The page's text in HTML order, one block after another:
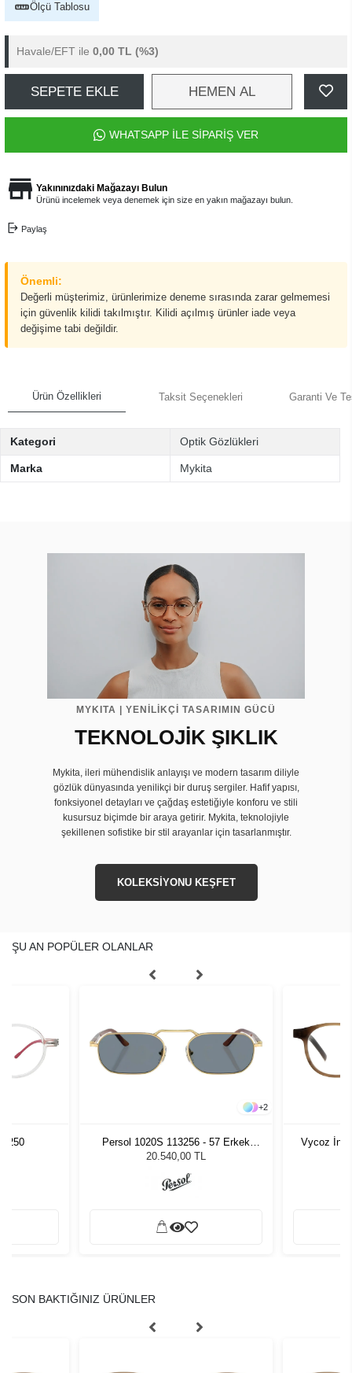
Ölçü Tablosu
Havale/EFT ile 0,00 TL (%3)
SEPETE EKLE HEMEN AL
WHATSAPP İLE SİPARİŞ VER
Yakınınızdaki Mağazayı Bulun
Ürünü incelemek veya denemek için size en yakın mağazayı bulun.
Paylaş
Önemli:
Değerli müşterimiz, ürünlerimize deneme sırasında zarar gelmemesi
için güvenlik kilidi takılmıştır. Kilidi açılmış ürünler iade veya
değişime tabi değildir.
Ürün Özellikleri Taksit Seçenekleri Garanti Ve
Kategori Optik Gözlükleri
Marka Mykita
MYKITA | YENİLİKÇİ TASARIMIN GÜCÜ
TEKNOLOJİK ŞIKLIK
Mykita, ileri mühendislik anlayışı ve modern tasarım diliyle
gözlük dünyasında yenilikçi bir duruş sergiler. Hafif yapısı,
fonksiyonel detayları ve çağdaş estetiğiyle konforu ve stili
kusursuz biçimde bir araya getirir. Mykita, teknolojiyle
şekillenen sofistike bir stil arayanlar için tasarlanmıştır.
KOLEKSİYONU KEŞFET
ŞU AN POPÜLER OLANLAR
250
+2
Persol 1020S 113256 - 57 Erkek
Güneş Gözlüğü
20.540,00 TL
Vycoz
SON BAKTIĞINIZ ÜRÜNLER